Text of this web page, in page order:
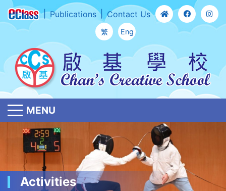
Publications Contact Us
繁 Eng
MENU
Activities